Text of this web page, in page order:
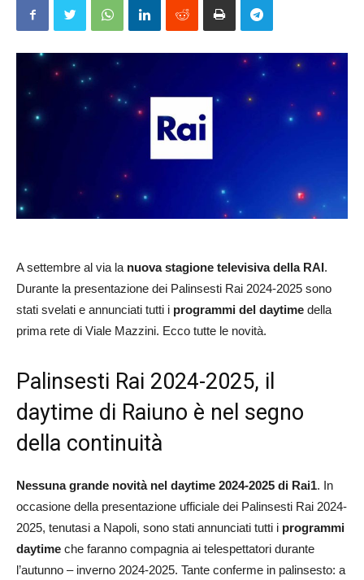
A settembre al via la nuova stagione televisiva della RAI.
Durante la presentazione dei Palinsesti Rai 2024-2025 sono
stati svelati e annunciati tutti i programmi del daytime della
prima rete di Viale Mazzini. Ecco tutte le novità.
Palinsesti Rai 2024-2025, il
daytime di Raiuno è nel segno
della continuità
Nessuna grande novità nel daytime 2024-2025 di Rai1. In
occasione della presentazione ufficiale dei Palinsesti Rai 2024-
2025, tenutasi a Napoli, sono stati annunciati tutti i programmi
daytime che faranno compagnia ai telespettatori durante
l’autunno – inverno 2024-2025. Tante conferme in palinsesto: a